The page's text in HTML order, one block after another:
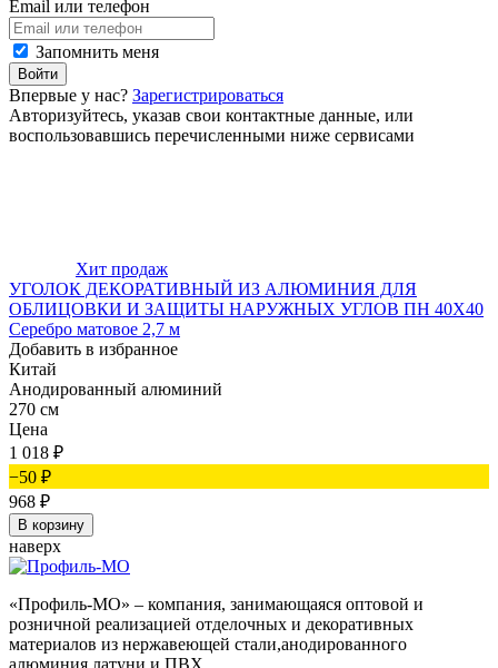
Email или телефон
Запомнить меня
Войти
Впервые у нас? Зарегистрироваться
Авторизуйтесь, указав свои контактные данные, или
воспользовавшись перечисленными ниже сервисами
Хит продаж
УГОЛОК ДЕКОРАТИВНЫЙ ИЗ АЛЮМИНИЯ ДЛЯ
ОБЛИЦОВКИ И ЗАЩИТЫ НАРУЖНЫХ УГЛОВ ПН 40Х40
Серебро матовое 2,7 м
Добавить в избранное
Китай
Анодированный алюминий
270 см
Цена
1 018 ₽
−50 ₽
968 ₽
В корзину
наверх
«Профиль-МО» – компания, занимающаяся оптовой и
розничной реализацией отделочных и декоративных
материалов из нержавеющей стали,анодированного